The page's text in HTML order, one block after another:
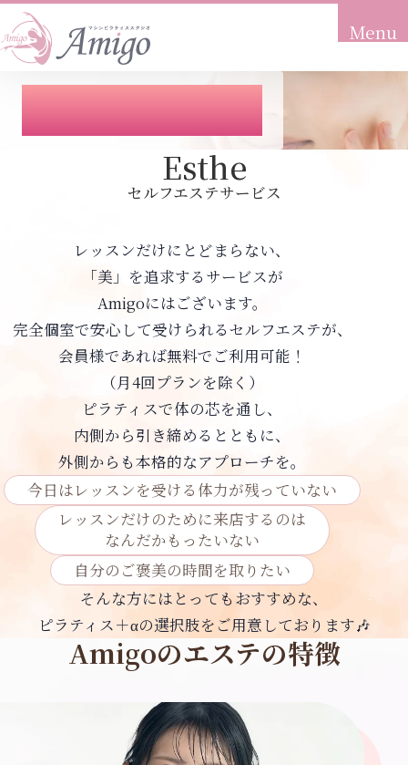
トップ
当店について
About
プラン料金
Price
体験の流れ
Flow
アクセス
Access
店舗案内
Store
無料体験予約
Menu
レッスンだけじゃない、
美の追求
Esthe
セルフエステサービス
レッスンだけにとどまらない、
「美」を追求するサービスが
Amigoにはございます。
完全個室で安心して受けられるセルフエステが、
会員様であれば無料でご利用可能！
（月4回プランを除く）
ピラティスで体の芯を通し、
内側から引き締めるとともに、
外側からも本格的なアプローチを。
今日はレッスンを受ける体力が残っていない
レッスンだけのために来店するのは
なんだかもったいない
自分のご褒美の時間を取りたい
そんな方にはとってもおすすめな、
ピラティス＋αの選択肢をご用意しております🎶
Amigoのエステの特徴